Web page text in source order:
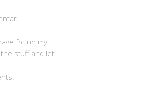
found my
stuff and let